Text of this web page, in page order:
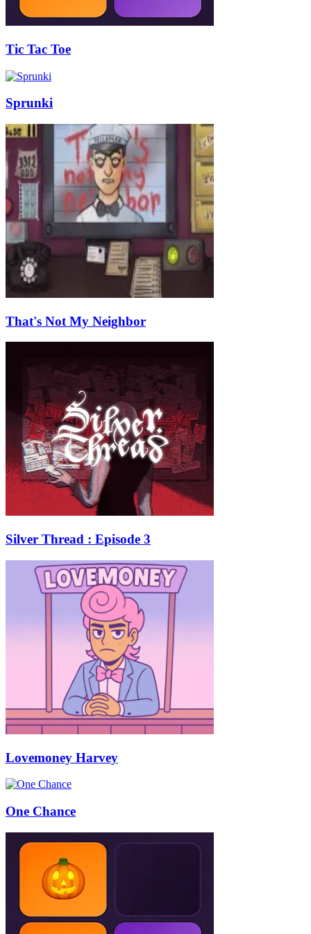
Tic Tac Toe
Sprunki
That's Not My Neighbor
Silver Thread : Episode 3
Lovemoney Harvey
One Chance